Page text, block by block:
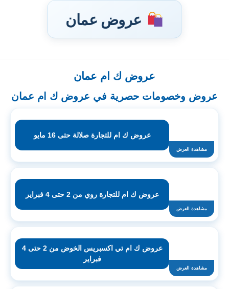
عروض عمان
إلى
عروض ك ام عمان
عروض وخصومات حصرية في عروض ك ام عمان
مشاهدة العرض
عروض ك ام للتجارة صلالة حتى 16 مايو
مشاهدة العرض
عروض ك ام للتجارة روي من 2 حتى 4 فبراير
مشاهدة العرض
عروض ك ام تي اكسبريس الخوض من 2 حتى 4
فبراير